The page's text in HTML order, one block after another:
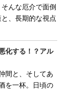
んな厄介で面倒
、長期的な視点
化する！？アル
間と、そしてあ
を一杯。日頃の